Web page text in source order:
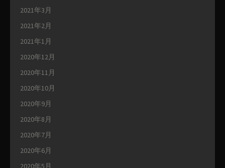
2021年3月
2021年2月
2021年1月
2020年12月
2020年11月
2020年10月
2020年9月
2020年8月
2020年7月
2020年6月
2020年5月